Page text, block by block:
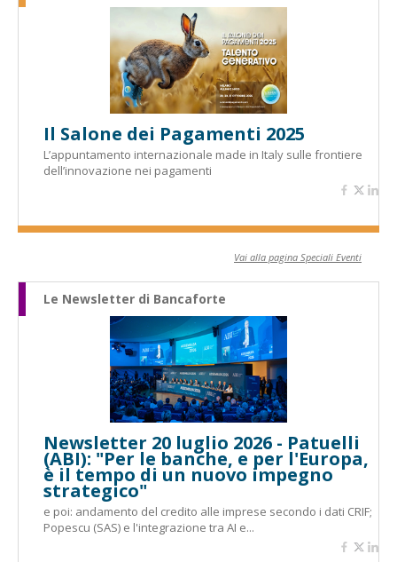
Il Salone dei Pagamenti 2025
L’appuntamento internazionale made in Italy sulle frontiere
dell’innovazione nei pagamenti
Vai alla pagina Speciali Eventi
Le Newsletter di Bancaforte
Newsletter 20 luglio 2026 - Patuelli
(ABI): "Per le banche, e per l'Europa,
è il tempo di un nuovo impegno
strategico"
e poi: andamento del credito alle imprese secondo i dati CRIF;
Popescu (SAS) e l'integrazione tra AI e...